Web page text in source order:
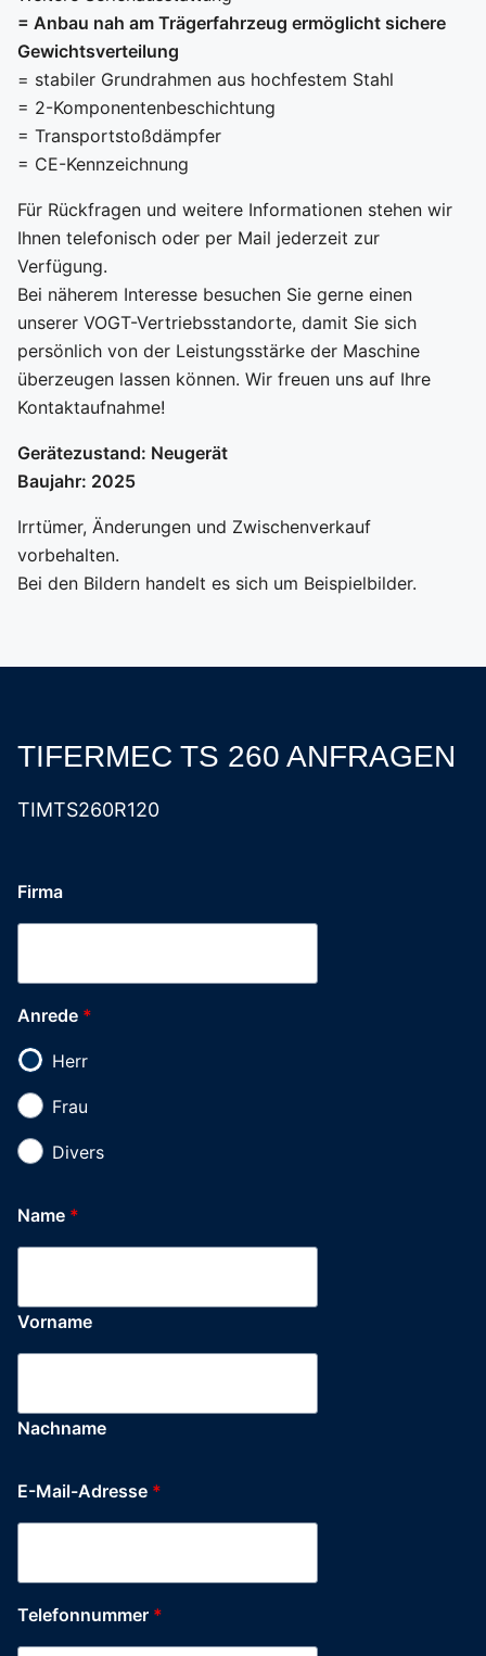
= Anbau nah am Trägerfahrzeug ermöglicht sichere
Gewichtsverteilung
= stabiler Grundrahmen aus hochfestem Stahl
= 2-Komponentenbeschichtung
= Transportstoßdämpfer
= CE-Kennzeichnung
Für Rückfragen und weitere Informationen stehen wir
Ihnen telefonisch oder per Mail jederzeit zur
Verfügung.
Bei näherem Interesse besuchen Sie gerne einen
unserer VOGT-Vertriebsstandorte, damit Sie sich
persönlich von der Leistungsstärke der Maschine
überzeugen lassen können. Wir freuen uns auf Ihre
Kontaktaufnahme!
Gerätezustand: Neugerät
Baujahr: 2025
Irrtümer, Änderungen und Zwischenverkauf
vorbehalten.
Bei den Bildern handelt es sich um Beispielbilder.
TIFERMEC TS 260 ANFRAGEN
TIMTS260R120
E-
Mail-
Layout
Anrede
Firma
Anrede *
Herr
Frau
Divers
Name *
Vorname
Nachname
E-Mail-Adresse *
Telefonnummer *